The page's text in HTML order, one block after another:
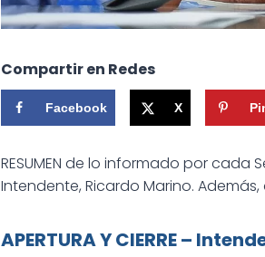
Compartir en Redes
Facebook X
RESUMEN de lo informado por cada
Intendente, Ricardo Marino.
APERTURA Y CIERRE –